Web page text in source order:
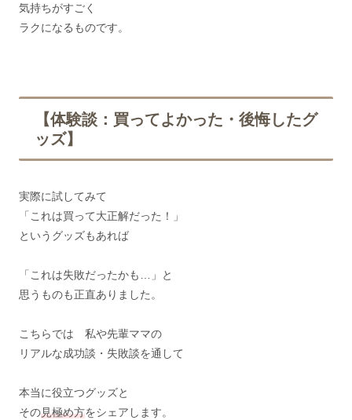
気持ちがすごく
ラクになるものです。
【体験談：買ってよかった・後悔したグ
ッズ】
実際に試してみて
「これは買って大正解だった！」
というグッズもあれば
「これは失敗だったかも…」と
思うものも正直ありました。
こちらでは 私や先輩ママの
リアルな成功談・失敗談を通して
本当に役立つグッズと
その見極め方をシェアします。